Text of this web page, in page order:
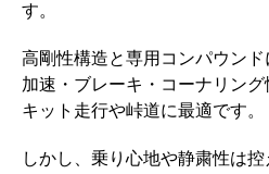
す。
高剛性構造と専用コンパウン
加速・ブレーキ・コーナリン
キット走行や峠道に最適です。
しかし、乗り心地や静粛性は